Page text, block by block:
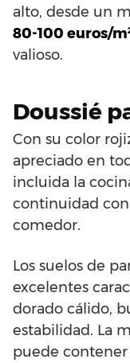
alto, desde un
80-100 euros/
valioso.
Doussié
Con su color
apreciado en
incluida la
continuidad con
comedor.
Los suelos de
excelentes
dorado cálido,
estabilidad. La
puede